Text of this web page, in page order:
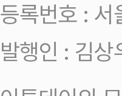
등록번호 :
발행인 : 김